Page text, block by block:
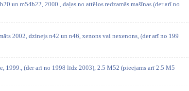
un m54b22, 2000., daļas no attēlos redzamās mašīnas (der arī no
2002, dzinejs n42 un n46, xenons vai nexenons, (der arī no 199
1999., (der arī no 1998 līdz 2003), 2.5 M52 (pieejams arī 2.5 M5